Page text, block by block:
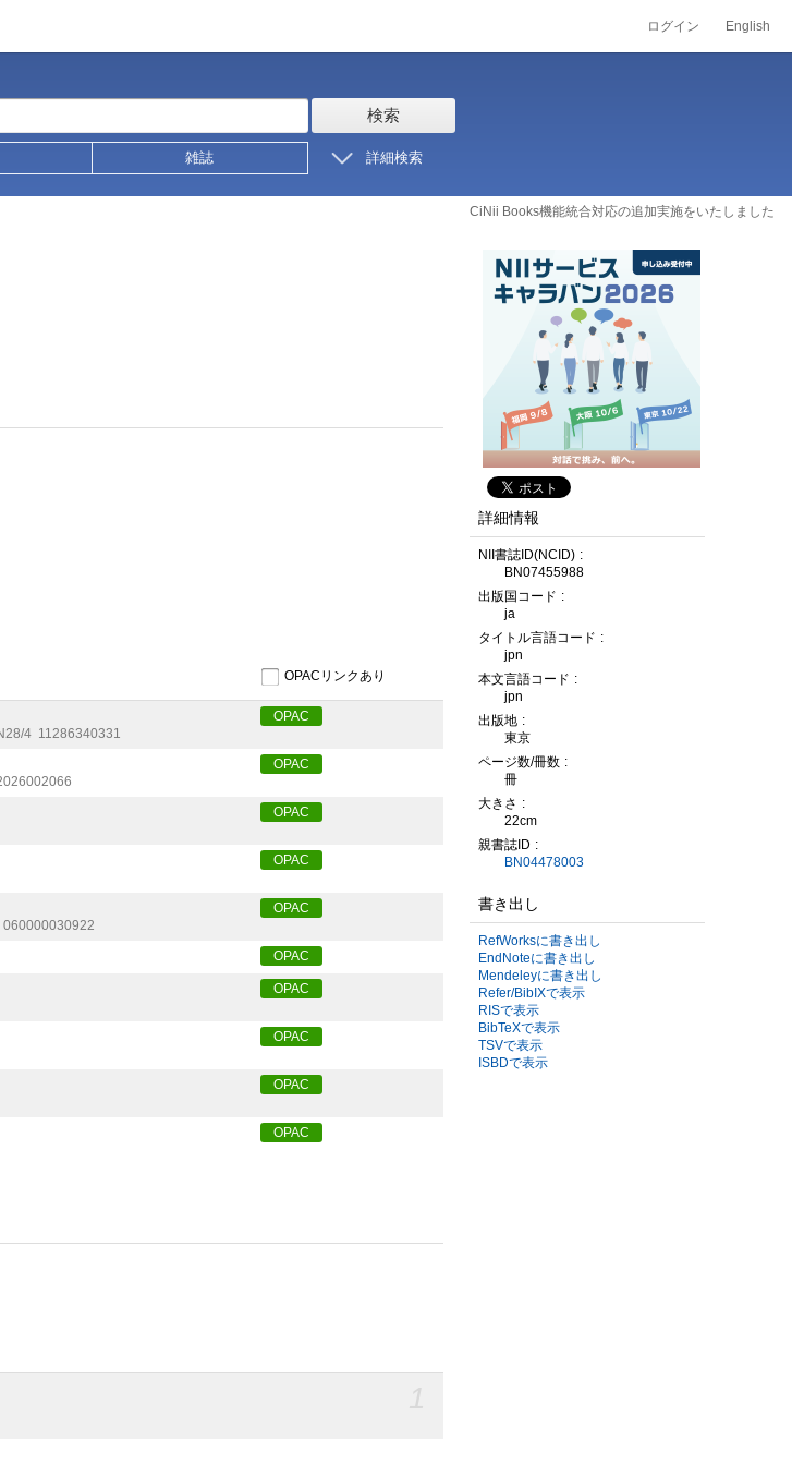
ログイン English
検索
雑誌 詳細検索
CiNii Books機能統合対応の追加実施をいたしました
OPACリンクあり
4 11286340331
OPAC
OPAC
OPAC
OPAC
060000030922
OPAC
OPAC
OPAC
OPAC
OPAC
OPAC
詳細情報
NII書誌ID(NCID)
BN07455988
出版国コード
ja
タイトル言語コード
jpn
本文言語コード
jpn
出版地
東京
ページ数/冊数
冊
大きさ
22cm
親書誌ID
BN04478003
書き出し
RefWorksに書き出し
EndNoteに書き出し
Mendeleyに書き出し
Refer/BibIXで表示
RISで表示
BibTeXで表示
TSVで表示
ISBDで表示